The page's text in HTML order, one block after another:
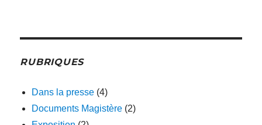
RUBRIQUES
Dans la presse (4)
Documents Magistère (2)